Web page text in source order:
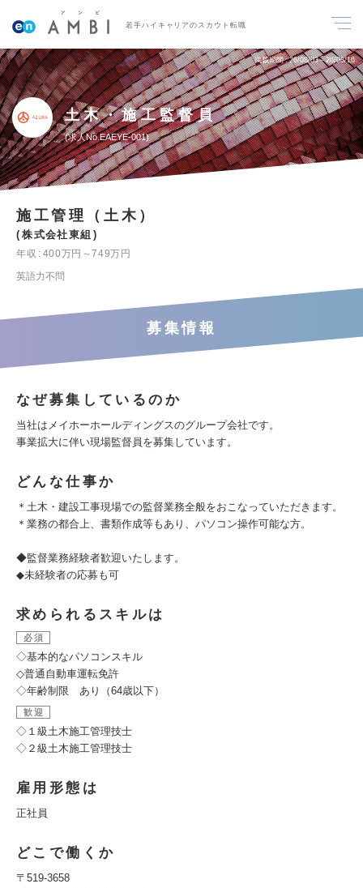
若手ハイキャリアのスカウト転職
掲載期間 26/08/03～26/08/16
土木・施工監督員
求人No.EAEYE-001
施工管理（土木）
株式会社東組
年収
400万円～749万円
英語力不問
募集情報
なぜ募集しているのか
当社はメイホーホールディングスのグループ会社です。
事業拡大に伴い現場監督員を募集しています。
どんな仕事か
＊土木・建設工事現場での監督業務全般をおこなっていただきます。
＊業務の都合上、書類作成等もあり、パソコン操作可能な方。
◆監督業務経験者歓迎いたします。
◆未経験者の応募も可
求められるスキルは
必須
◇基本的なパソコンスキル
◇普通自動車運転免許
◇年齢制限 あり（64歳以下）
歓迎
◇１級土木施工管理技士
◇２級土木施工管理技士
雇用形態は
正社員
どこで働くか
〒519-3658